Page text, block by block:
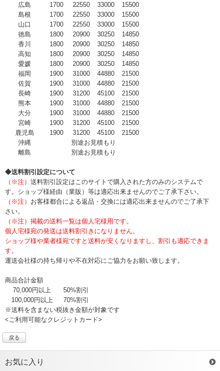
広島
1700 22550 33000
15500
島根
1700 22550 33000
15500
山口
1700 22550 33000
15500
徳島
1800 20900 30250
14850
香川
1800 20900 30250
14850
高知
1800 20900 30250
14850
愛媛
1800 20900 30250
14850
福岡
1900 31000 44880
21500
佐賀
1900 31000 44880
21500
長崎
1900 31200 45100
21500
熊本
1900 31000 44880
21500
大分
1900 31000 44880
21500
宮崎
1900 31200 45100
21500
鹿児島
1900 31200 45100
21500
沖縄
別途お見積もり
離島
別途お見積もり
◆送料割引設定について
（※注） 送料割引設定はこのサイトで購入された方のみのシステムで
す。ショップ様経由（業販）等は適応出来ませんのでご了承下さい。
（※注） お客様都合による返品・交換には適応出来ませんのでご了承下
さい。
（※注）掲載の送料一覧は個人宅様用です。
個人宅様宛の発送は送料割引きになりません。
ショップ様や業者様宛ですと送料が安くなりますし、割引も適応できま
す。
運送会社様の持ち帰りや不在対応にご協力をお願い致します。
商品合計金額
70,000円以上
50%割引
100,000円以上
70%割引
※送料を含まない税抜き金額が対象です
<ご利用可能なクレジットカード>
戻る
お気に入り